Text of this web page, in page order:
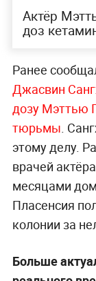
Актёр
доз
Ранее
Джасвин
дозу Мэттью
тюрьмы.
этому делу.
врачей
месяцами
Пласенсия
колонии за
Больше